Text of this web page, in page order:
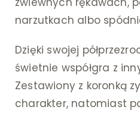
narzutkach albo
Dzięki swojej
świetnie współgra z
Zestawiony z koronką
charakter, natomiast